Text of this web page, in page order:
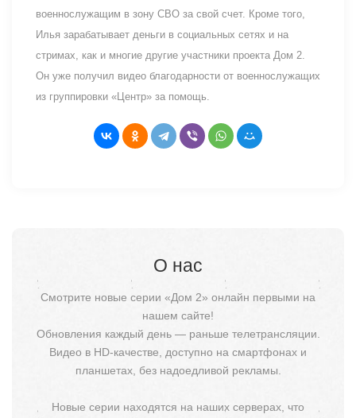
военнослужащим в зону СВО за свой счет. Кроме того,
Илья зарабатывает деньги в социальных сетях и на
стримах, как и многие другие участники проекта Дом 2.
Он уже получил видео благодарности от военнослужащих
из группировки «Центр» за помощь.
О нас
Смотрите новые серии «Дом 2» онлайн первыми на
нашем сайте!
Обновления каждый день — раньше телетрансляции.
Видео в HD-качестве, доступно на смартфонах и
планшетах, без надоедливой рекламы.
Новые серии находятся на наших серверах, что